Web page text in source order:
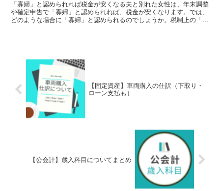
「寡婦」と認められれば税金が安くなる夫と別れた女性は、年末調整
や確定申告で「寡婦」と認められれば、税金が安くなります。では、
どのような場合に「寡婦」と認められるのでしょうか。税制上の「寡
【固定資産】車両購入の仕訳（下取り・
ローン支払も）
【公会計】歳入科目についてまとめ